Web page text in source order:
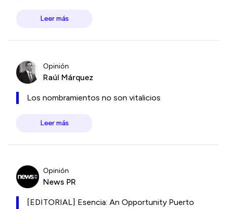
Leer más
Opinión
Raúl Márquez
Los nombramientos no son vitalicios
Leer más
Opinión
News PR
[EDITORIAL] Esencia: An Opportunity Puerto